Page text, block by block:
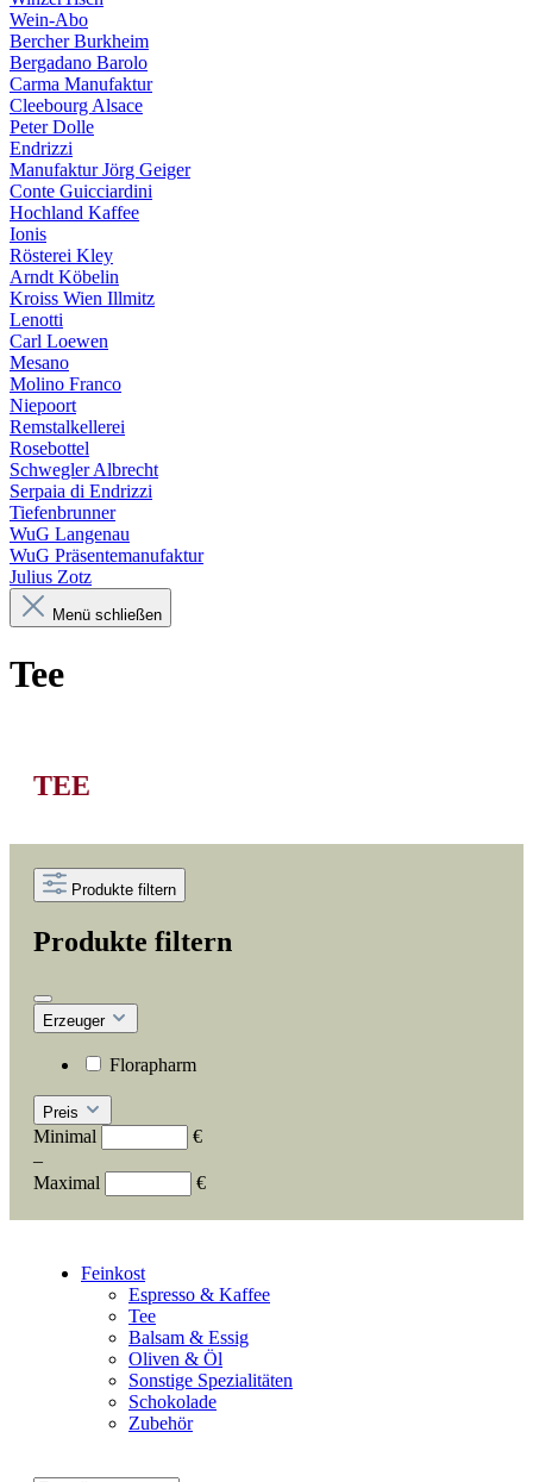
Wein-Abo
Bercher Burkheim
Bergadano Barolo
Carma Manufaktur
Cleebourg Alsace
Peter Dolle
Endrizzi
Manufaktur Jörg Geiger
Conte Guicciardini
Hochland Kaffee
Ionis
Rösterei Kley
Arndt Köbelin
Kroiss Wien Illmitz
Lenotti
Carl Loewen
Mesano
Molino Franco
Niepoort
Remstalkellerei
Rosebottel
Schwegler Albrecht
Serpaia di Endrizzi
Tiefenbrunner
WuG Langenau
WuG Präsentemanufaktur
Julius Zotz
Menü schließen
Tee
TEE
Produkte filtern
Produkte filtern
Erzeuger
Florapharm
Preis
Minimal
€
–
Maximal
€
Feinkost
Espresso & Kaffee
Tee
Balsam & Essig
Oliven & Öl
Sonstige Spezialitäten
Schokolade
Zubehör